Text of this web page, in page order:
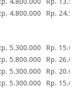
4.800.000 Rp.
5.300.000
Rp.
5.800.000
Rp.
5.300.000
Rp.
5.300.000
Rp.